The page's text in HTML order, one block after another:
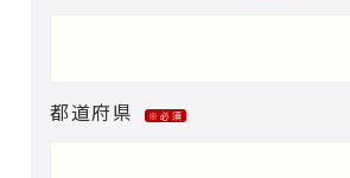
都道府県 ※必須